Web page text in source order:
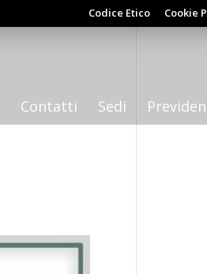
Codice Etico Cookie
Contatti Sedi